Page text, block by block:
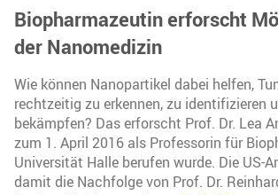
Biopharmazeutin erforscht
der Nanomedizin
Wie können Nanopartikel dabei helfen,
rechtzeitig zu erkennen, zu identifizieren
bekämpfen? Das erforscht Prof. Dr. Lea
zum 1. April 2016 als Professorin für
Universität Halle berufen wurde. Die US-
damit die Nachfolge von Prof. Dr.